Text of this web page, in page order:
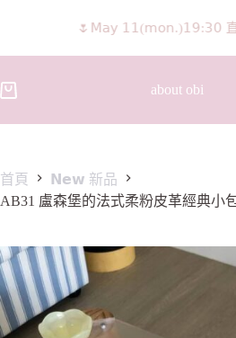
🌷𝖬𝖺𝗒 𝟣𝟣(𝗆𝗈𝗇.)𝟣𝟫:𝟥𝟢 直
about obi
首頁
𝗡𝗲𝘄 新品
AB31 盧森堡的法式柔粉皮革經典小